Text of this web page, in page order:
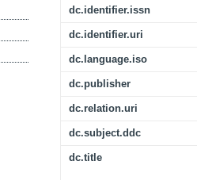
dc.identifier.issn
dc.identifier.uri
dc.language.iso
dc.publisher
dc.relation.uri
dc.subject.ddc
dc.title